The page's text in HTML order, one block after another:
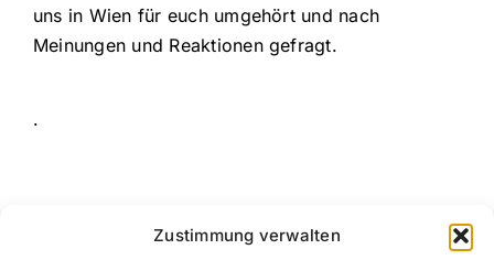
Zustimmung verwalten
uns in Wien für euch umgehört und nach
Meinungen und Reaktionen gefragt.
.